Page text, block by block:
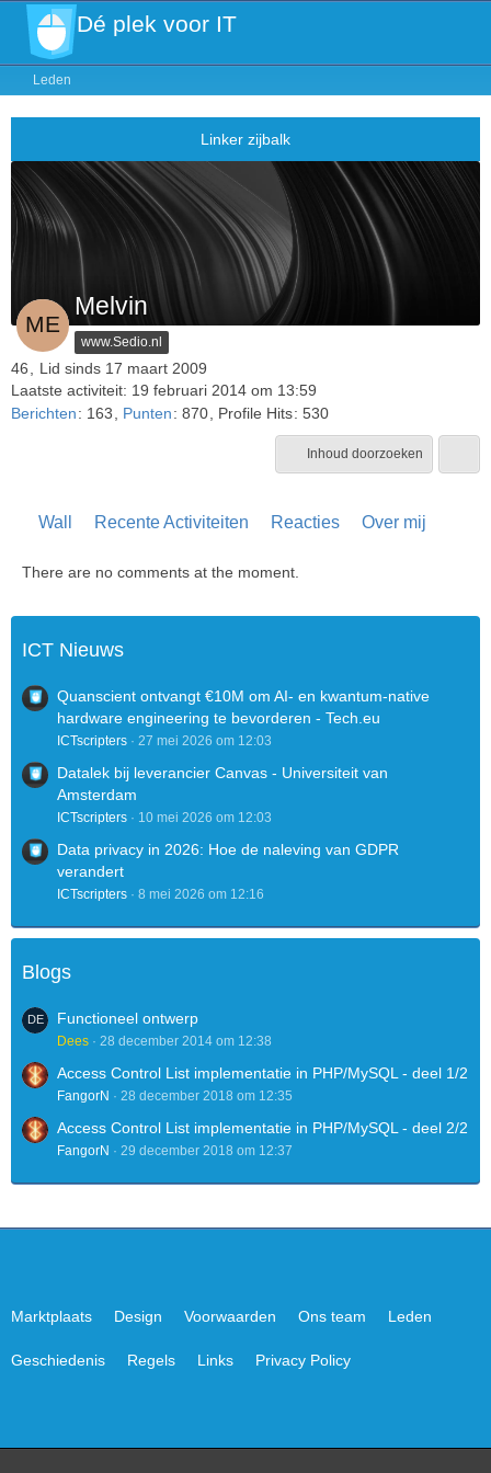
Dé plek voor IT
Leden
Melvin
www.Sedio.nl
46
Lid sinds 17 maart 2009
Laatste activiteit: 19 februari 2014 om 13:59
Berichten
163 Punten 870 Profile Hits 530
Inhoud doorzoeken
Wall Recente Activiteiten Reacties Over mij
There are no comments at the moment.
ICT Nieuws
Quanscient ontvangt €10M om AI- en kwantum-native
hardware engineering te bevorderen - Tech.eu
ICTscripters 27 mei 2026 om 12:03
Datalek bij leverancier Canvas - Universiteit van
Amsterdam
ICTscripters 10 mei 2026 om 12:03
Data privacy in 2026: Hoe de naleving van GDPR
verandert
ICTscripters 8 mei 2026 om 12:16
Blogs
Functioneel ontwerp
Dees 28 december 2014 om 12:38
Access Control List implementatie in PHP/MySQL - deel 1/2
FangorN 28 december 2018 om 12:35
Access Control List implementatie in PHP/MySQL - deel 2/2
FangorN 29 december 2018 om 12:37
Marktplaats Design Voorwaarden Ons team Leden
Geschiedenis Regels Links Privacy Policy